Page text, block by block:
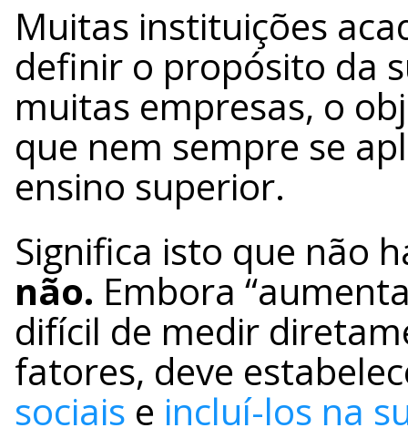
Muitas instituições
definir o propósito da
muitas empresas, o
que nem sempre se
ensino superior.
Significa isto que não
não. Embora
difícil de medir
fatores, deve
sociais e incluí-los na